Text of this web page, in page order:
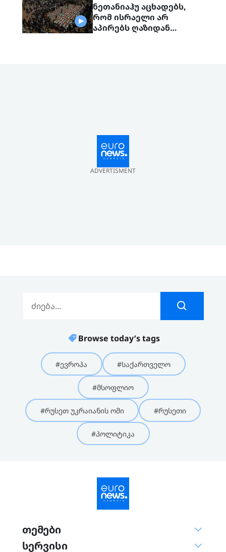
ნეთანიაჰუ აცხადებს,
რომ ისრაელი არ
აპირებს ღაზიდან
ADVERTISMENT
Browse today’s tags
#ევროპა #საქართველო
#მსოფლიო
#რუსეთ უკრაიანის ომი #რუსეთი
#პოლიტიკა
თემები
სერვისი